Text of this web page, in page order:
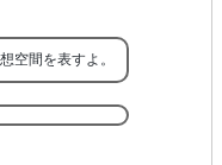
空間を表すよ。